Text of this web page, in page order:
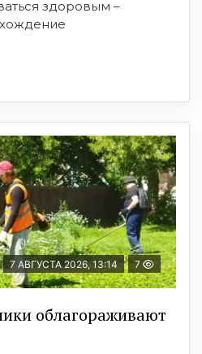
здоровым –
7 АВГУСТА 2026, 13:14 7
облагораживают